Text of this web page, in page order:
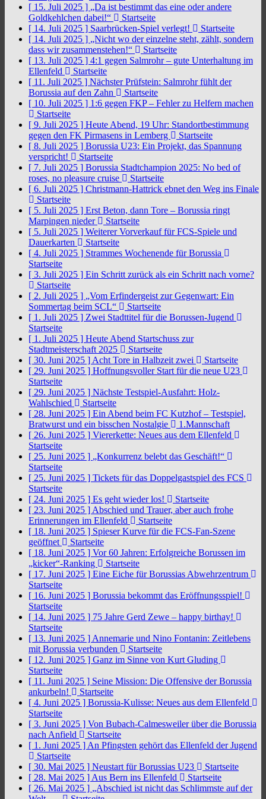
[ 15. Juli 2025 ] „Da ist bestimmt das eine oder andere
Goldkehlchen dabei!“
Startseite
[ 14. Juli 2025 ] Saarbrücken-Spiel verlegt!
Startseite
[ 14. Juli 2025 ] „Nicht wo der einzelne steht, zählt, sondern
dass wir zusammenstehen!“
Startseite
[ 13. Juli 2025 ] 4:1 gegen Salmrohr – gute Unterhaltung im
Ellenfeld
Startseite
[ 11. Juli 2025 ] Nächster Prüfstein: Salmrohr fühlt der
Borussia auf den Zahn
Startseite
[ 10. Juli 2025 ] 1:6 gegen FKP – Fehler zu Helfern machen
Startseite
[ 9. Juli 2025 ] Heute Abend, 19 Uhr: Standortbestimmung
gegen den FK Pirmasens in Lemberg
Startseite
[ 8. Juli 2025 ] Borussia U23: Ein Projekt, das Spannung
verspricht!
Startseite
[ 7. Juli 2025 ] Borussia Stadtchampion 2025: No bed of
roses, no pleasure cruise
Startseite
[ 6. Juli 2025 ] Christmann-Hattrick ebnet den Weg ins Finale
Startseite
[ 5. Juli 2025 ] Erst Beton, dann Tore – Borussia ringt
Marpingen nieder
Startseite
[ 5. Juli 2025 ] Weiterer Vorverkauf für FCS-Spiele und
Dauerkarten
Startseite
[ 4. Juli 2025 ] Strammes Wochenende für Borussia
Startseite
[ 3. Juli 2025 ] Ein Schritt zurück als ein Schritt nach vorne?
Startseite
[ 2. Juli 2025 ] „Vom Erfindergeist zur Gegenwart: Ein
Sommertag beim SCL“
Startseite
[ 1. Juli 2025 ] Zwei Stadttitel für die Borussen-Jugend
Startseite
[ 1. Juli 2025 ] Heute Abend Startschuss zur
Stadtmeisterschaft 2025
Startseite
[ 30. Juni 2025 ] Acht Tore in Halbzeit zwei
Startseite
[ 29. Juni 2025 ] Hoffnungsvoller Start für die neue U23
Startseite
[ 29. Juni 2025 ] Nächste Testspiel-Ausfahrt: Holz-
Wahlschied
Startseite
[ 28. Juni 2025 ] Ein Abend beim FC Kutzhof – Testspiel,
Bratwurst und ein bisschen Nostalgie
1.Mannschaft
[ 26. Juni 2025 ] Viererkette: Neues aus dem Ellenfeld
Startseite
[ 25. Juni 2025 ] „Konkurrenz belebt das Geschäft!“
Startseite
[ 25. Juni 2025 ] Tickets für das Doppelgastspiel des FCS
Startseite
[ 24. Juni 2025 ] Es geht wieder los!
Startseite
[ 23. Juni 2025 ] Abschied und Trauer, aber auch frohe
Erinnerungen im Ellenfeld
Startseite
[ 18. Juni 2025 ] Spieser Kurve für die FCS-Fan-Szene
geöffnet
Startseite
[ 18. Juni 2025 ] Vor 60 Jahren: Erfolgreiche Borussen im
„kicker“-Ranking
Startseite
[ 17. Juni 2025 ] Eine Eiche für Borussias Abwehrzentrum
Startseite
[ 16. Juni 2025 ] Borussia bekommt das Eröffnungsspiel!
Startseite
[ 14. Juni 2025 ] 75 Jahre Gerd Zewe – happy birthay!
Startseite
[ 13. Juni 2025 ] Annemarie und Nino Fontanin: Zeitlebens
mit Borussia verbunden
Startseite
[ 12. Juni 2025 ] Ganz im Sinne von Kurt Gluding
Startseite
[ 11. Juni 2025 ] Seine Mission: Die Offensive der Borussia
ankurbeln!
Startseite
[ 4. Juni 2025 ] Borussia-Kulisse: Neues aus dem Ellenfeld
Startseite
[ 3. Juni 2025 ] Von Bubach-Calmesweiler über die Borussia
nach Anfield
Startseite
[ 1. Juni 2025 ] An Pfingsten gehört das Ellenfeld der Jugend
Startseite
[ 30. Mai 2025 ] Neustart für Borussias U23
Startseite
[ 28. Mai 2025 ] Aus Bern ins Ellenfeld
Startseite
[ 26. Mai 2025 ] „Abschied ist nicht das Schlimmste auf der